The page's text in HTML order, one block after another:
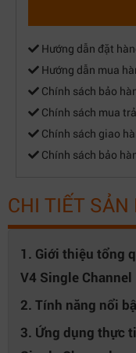
Hướng dẫn đặt
Hướng dẫn mua
Chính sách bảo
Chính sách mua
Chính sách giao
Chính sách bảo
CHI TIẾT SẢN
1. Giới thiệu tổng
V4 Single Channel
2. Tính năng nổi
3. Ứng dụng thực